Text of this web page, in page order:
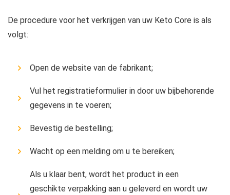
De procedure voor het verkrijgen van uw Keto Core is als
volgt:
Open de website van de fabrikant;
Vul het registratieformulier in door uw bijbehorende
gegevens in te voeren;
Bevestig de bestelling;
Wacht op een melding om u te bereiken;
Als u klaar bent, wordt het product in een
geschikte verpakking aan u geleverd en wordt uw